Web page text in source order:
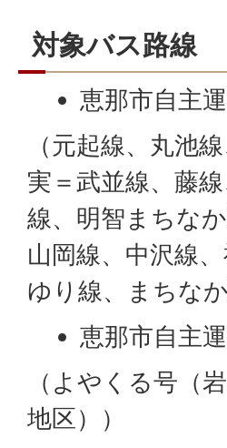
対象バス路線
恵那市自主
（元起線、丸池
実＝武並線、藤
線、明智まちな
山岡線、中沢線
ゆり線、まちな
恵那市自主
（よやくる号（
地区））